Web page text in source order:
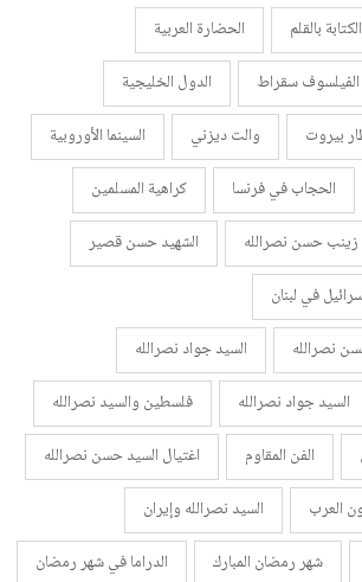
الكتابة بالقلم
الحضارة العربية
الفيلسوف سقراط
الدول الخليجية
بيروت والت ديزني
السينما الأوروبية
الحجاب في فرنسا
كراهية المسلمين
زينب حسن نصرالله
الشهيد حسن قصير
في لبنان
نصرالله
السيد جواد نصرالله
السيد جواد نصرالله
فلسطين والسيد نصرالله
الفن المقاوم
اغتيال السيد حسن نصرالله
العرب
السيد نصرالله وإيران
شهر رمضان المبارك
الدراما في شهر رمضان